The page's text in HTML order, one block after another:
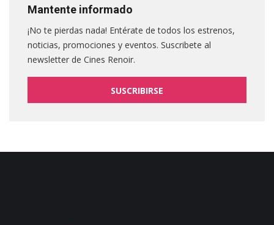
Mantente informado
¡No te pierdas nada! Entérate de todos los estrenos,
noticias, promociones y eventos. Suscribete al
newsletter de Cines Renoir.
SUSCRIBIRSE